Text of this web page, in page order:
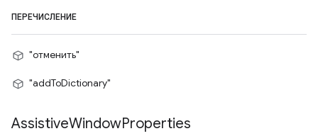
ПЕРЕЧИСЛЕНИЕ
"отменить"
"addToDictionary"
AssistiveWindowProperties